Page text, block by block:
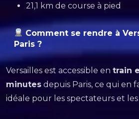
21,1 km de course à pied
Comment se rendre à
Paris ?
Versailles est accessible en train
minutes depuis Paris, ce qui en
idéale pour les spectateurs et